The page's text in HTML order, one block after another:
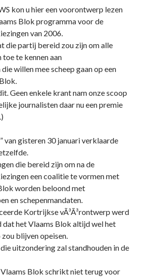
kon u hier een voorontwerp lezen
Blok programma voor de
van 2006.
die partij bereid zou zijn om alle
te kennen aan
willen mee scheep gaan op een
Geen enkele krant nam onze scoop
journalisten daar nu een premie
van gisteren 30 januari verklaarde
die bereid zijn om na de
een coalitie te vormen met
worden beloond met
en schepenmandaten.
Kortrijkse vÃ³Ã³rontwerp werd
dat het Vlaams Blok altijd wel het
blijven opeisen.
uitzondering zal standhouden in de
Vlaams Blok schrikt niet terug voor